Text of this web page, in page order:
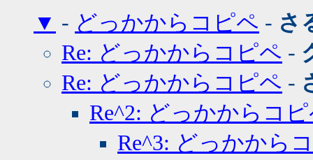
▼ - どっかからコピペ - さ
Re: どっかからコピペ -
Re: どっかからコピペ -
Re^2: どっかからコ
Re^3: どっかから